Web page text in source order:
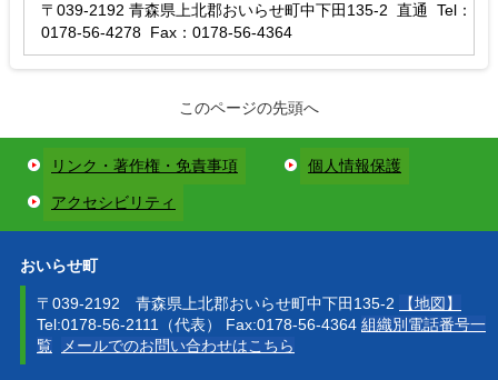
〒039-2192 青森県上北郡おいらせ町中下田135-2 直通 Tel：
0178-56-4278 Fax：0178-56-4364
このページの先頭へ
リンク・著作権・免責事項 個人情報保護
アクセシビリティ
おいらせ町
〒039-2192 青森県上北郡おいらせ町中下田135-2
【地図】
Tel:0178-56-2111（代表） Fax:0178-56-4364 組織別電話番号一
覧
メールでのお問い合わせはこちら